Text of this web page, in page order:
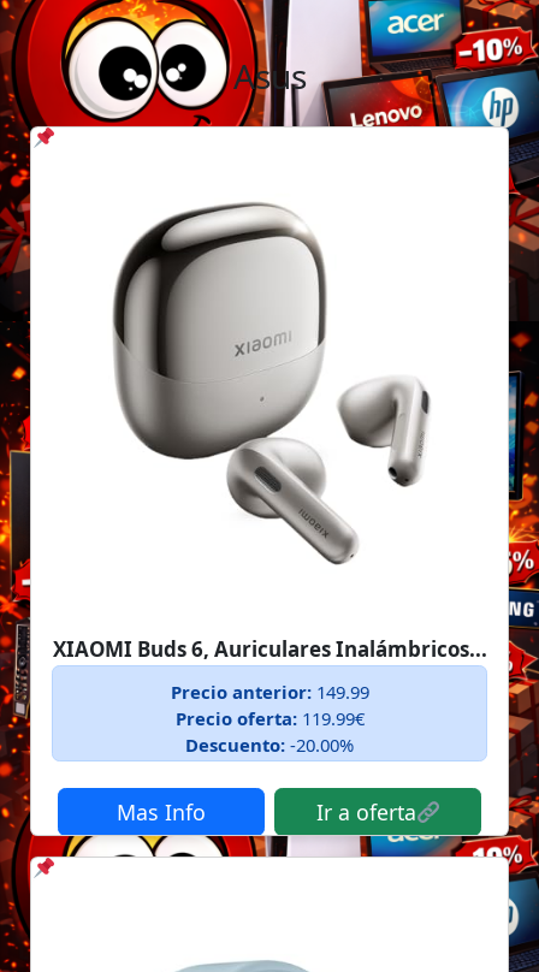
Asus
XIAOMI Buds 6, Auriculares Inalámbricos...
Precio anterior:149.99
Precio oferta:119.99€
Descuento: -20.00%
Mas Info Ir a oferta